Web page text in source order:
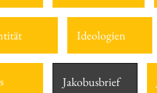
Ideologien
Jakobusbrief